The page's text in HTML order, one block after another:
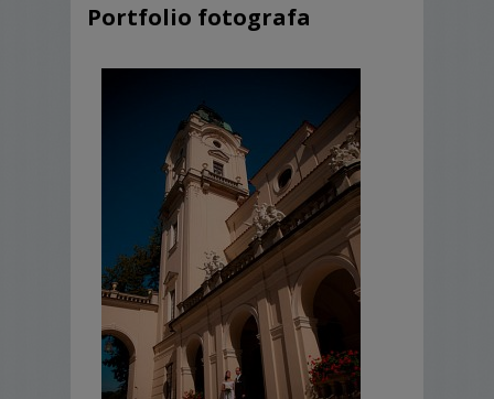
Portfolio fotografa